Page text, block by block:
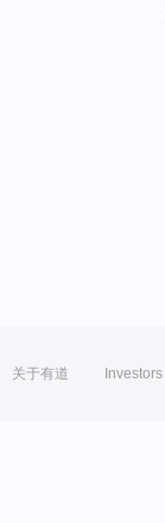
关于有道 Investors